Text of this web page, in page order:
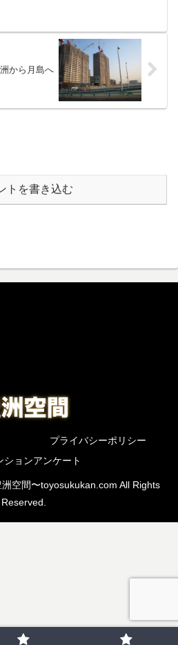
から月島へ
トを書き込む
プライバシーポリシー
ションアンケート
空間〜toyosukukan.com All Rights
Reserved.